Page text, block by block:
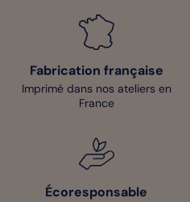
Fabrication française
Imprimé dans nos ateliers en
France
Écoresponsable